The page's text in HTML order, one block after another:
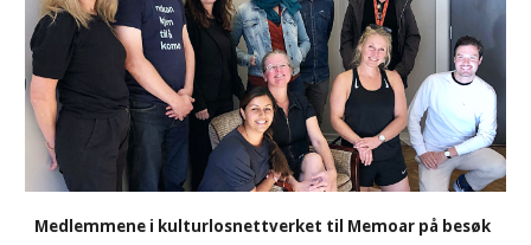
Medlemmene i kulturlosnettverket til Memoar på besøk